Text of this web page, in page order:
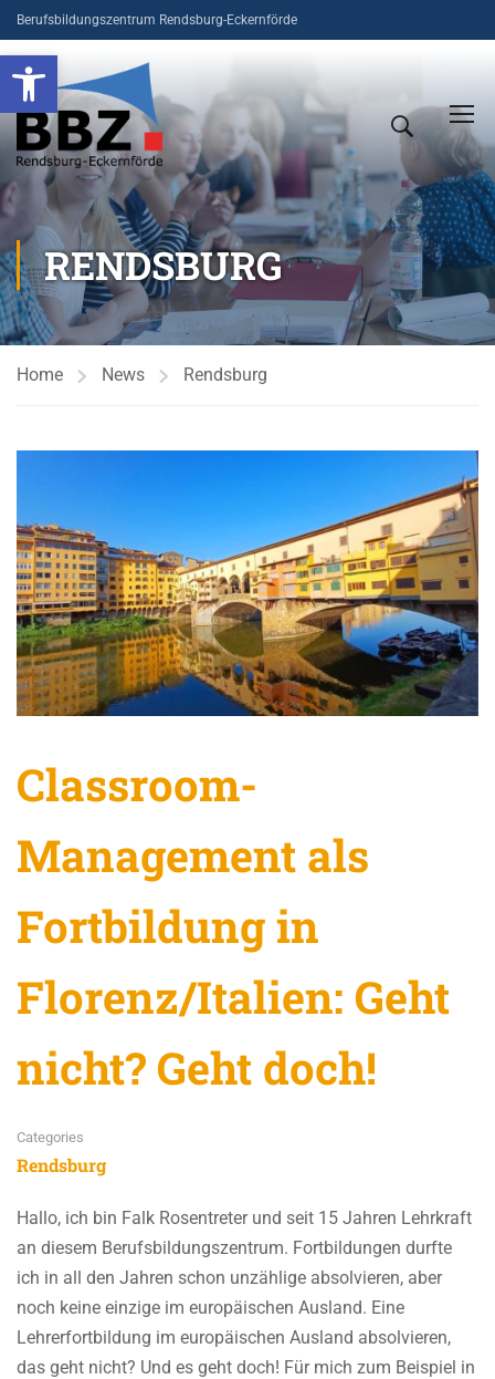
Open toolbar
Berufsbildungszentrum Rendsburg-Eckernförde
RENDSBURG
Home News Rendsburg
Classroom-
Management als
Fortbildung in
Florenz/Italien: Geht
nicht? Geht doch!
Categories
Rendsburg
Hallo, ich bin Falk Rosentreter und seit 15 Jahren Lehrkraft
an diesem Berufsbildungszentrum. Fortbildungen durfte
ich in all den Jahren schon unzählige absolvieren, aber
noch keine einzige im europäischen Ausland. Eine
Lehrerfortbildung im europäischen Ausland absolvieren,
das geht nicht? Und es geht doch! Für mich zum Beispiel in